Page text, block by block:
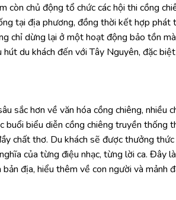
còn chủ động tổ chức các hội thi cồng
tại địa phương, đồng thời kết hợp phát
chỉ dừng lại ở một hoạt động bảo tồn
du khách đến với Tây Nguyên, đặc
sắc hơn về văn hóa cồng chiêng, nhiều
buổi biểu diễn cồng chiêng truyền thống
chất thơ. Du khách sẽ được thưởng
của từng điệu nhạc, từng lời ca. Đây
địa, hiểu thêm về con người và mảnh